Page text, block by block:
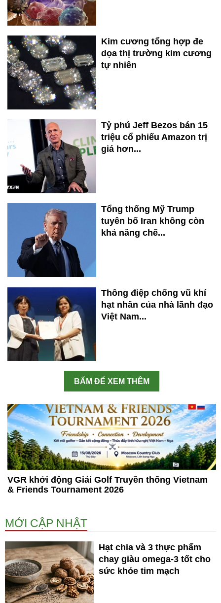
Kim cương tổng hợp đe
dọa thị trường kim cương
tự nhiên
Tỷ phú Jeff Bezos bán 15
triệu cổ phiếu Amazon trị
giá hơn...
Tổng thống Mỹ Trump
tuyên bố Iran không còn
khả năng chế...
Thông điệp chống vũ khí
hạt nhân của nhà lãnh đạo
Việt Nam...
BẤM ĐỂ XEM THÊM
VGR khởi động Giải Golf Truyền thống Vietnam
& Friends Tournament 2026
MỚI CẬP NHẬT
Hạt chia và 3 thực phẩm
chay giàu omega-3 tốt cho
sức khỏe tim mạch